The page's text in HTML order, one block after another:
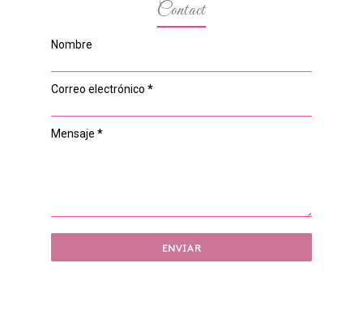
Contact
Nombre
Correo electrónico *
Mensaje *